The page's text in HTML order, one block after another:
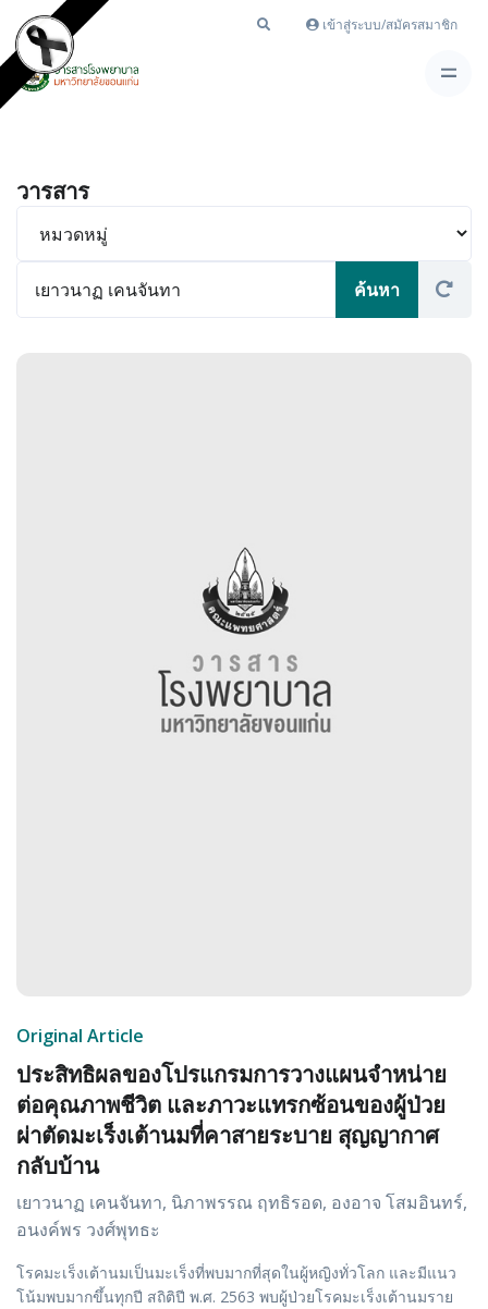
เข้าสู่ระบบ/สมัครสมาชิก
วารสาร
Original Article
ประสิทธิผลของโปรแกรมการวางแผนจำหน่าย
ต่อคุณภาพชีวิต และภาวะแทรกซ้อนของผู้ป่วย
ผ่าตัดมะเร็งเต้านมที่คาสายระบาย สุญญากาศ
กลับบ้าน
เยาวนาฏ เคนจันทา, นิภาพรรณ ฤทธิรอด, องอาจ โสมอินทร์,
อนงค์พร วงศ์พุทธะ
โรคมะเร็งเต้านมเป็นมะเร็งที่พบมากที่สุดในผู้หญิงทั่วโลก และมีแนว
โน้มพบมากขึ้นทุกปี สถิติปี พ.ศ. 2563 พบผู้ป่วยโรคมะเร็งเต้านมราย